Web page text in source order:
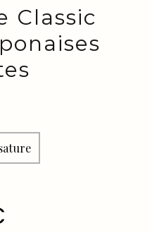
Classic